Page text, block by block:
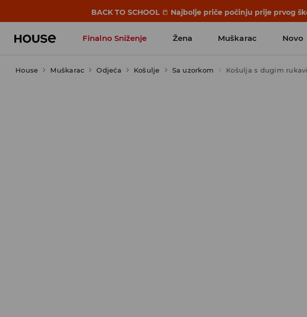
BACK TO SCHOOL 📒 Najbolje priče počinju prije prvog
Finalno Sniženje Žena Muškarac Novo
House Muškarac Odjeća Košulje Sa uzorkom Košulja s dugim